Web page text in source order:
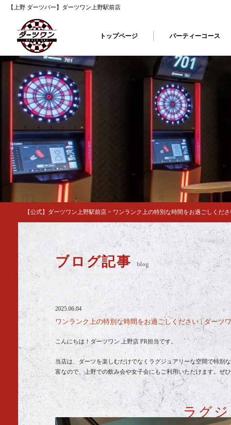
【上野 ダーツバー】ダーツワン上野駅前店
トップページ パーティーコース
【公式】ダーツワン上野駅前店 > ワンランク上の特別な時間をお過ごしくだ
ブログ記事 blog
2025.06.04
ワンランク上の特別な時間をお過ごしください | ダーツ
こんにちは！ダーツワン 上野店 PR担当です。
当店は、ダーツを楽しむだけでなくラグジュアリーな空間で特別
富なので、上野での飲み会や女子会にもご利用いただけます。ぜ
ラグ